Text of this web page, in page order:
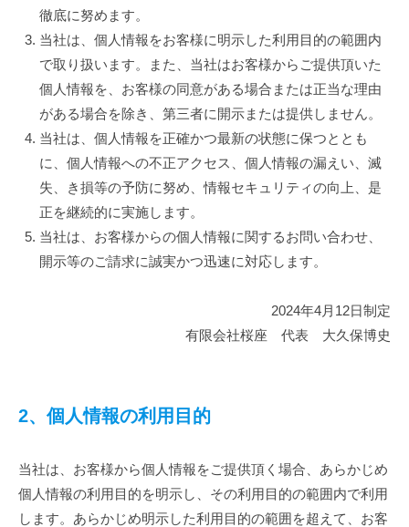
営
徹底に努めます。
当社は、個人情報をお客様に明示した利用目的の範囲内
で取り扱います。また、当社はお客様からご提供頂いた
個人情報を、お客様の同意がある場合または正当な理由
がある場合を除き、第三者に開示または提供しません。
当社は、個人情報を正確かつ最新の状態に保つととも
に、個人情報への不正アクセス、個人情報の漏えい、滅
失、き損等の予防に努め、情報セキュリティの向上、是
正を継続的に実施します。
当社は、お客様からの個人情報に関するお問い合わせ、
開示等のご請求に誠実かつ迅速に対応します。
2024年4月12日制定
有限会社桜座 代表 大久保博史
2、個人情報の利用目的
当社は、お客様から個人情報をご提供頂く場合、あらかじめ
個人情報の利用目的を明示し、その利用目的の範囲内で利用
します。あらかじめ明示した利用目的の範囲を超えて、お客